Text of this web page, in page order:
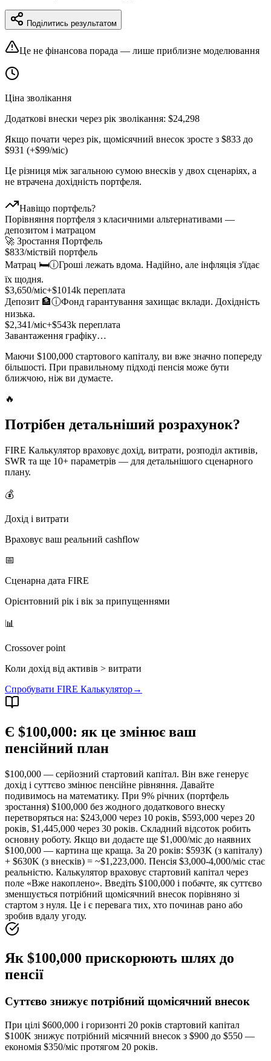
Поділитись результатом
Це не фінансова порада — лише приблизне моделювання
Ціна зволікання
Додаткові внески через рік зволікання: $24,298
Якщо почати через рік, щомісячний внесок зросте з $833 до
$931 (+$99/міс)
Це різниця між загальною сумою внесків у двох сценаріях, а
не втрачена дохідність портфеля.
Навіщо портфель?
Порівняння портфеля з класичними альтернативами —
депозитом і матрацом
🚀 Зростання Портфель
$833/міствій портфель
Матрац 🛏️ⓘГроші лежать вдома. Надійно, але інфляція з'їдає
їх щодня.
$3,650/міс+$1014k переплата
Депозит 🏦ⓘФонд гарантування захищає вклади. Дохідність
низька.
$2,341/міс+$543k переплата
Завантаження графіку…
Маючи $100,000 стартового капіталу, ви вже значно попереду
більшості. При правильному підході пенсія може бути
ближчою, ніж ви думаєте.
🔥
Потрібен детальніший розрахунок?
FIRE Калькулятор враховує дохід, витрати, розподіл активів,
SWR та ще 10+ параметрів — для детальнішого сценарного
плану.
💰
Дохід і витрати
Враховує ваш реальний cashflow
📅
Сценарна дата FIRE
Орієнтовний рік і вік за припущеннями
📊
Crossover point
Коли дохід від активів > витрати
Спробувати FIRE Калькулятор→
Є $100,000: як це змінює ваш
пенсійний план
$100,000 — серйозний стартовий капітал. Він вже генерує
дохід і суттєво змінює пенсійне рівняння. Давайте
подивимось на математику. При 9% річних (портфель
зростання) $100,000 без жодного додаткового внеску
перетворяться на: $243,000 через 10 років, $593,000 через 20
років, $1,445,000 через 30 років. Складний відсоток робить
основну роботу. Якщо ви додаєте ще $1,000/міс до наявних
$100,000 — картина ще краща. За 20 років: $593K (з капіталу)
+ $630K (з внесків) = ~$1,223,000. Пенсія $3,000-4,000/міс стає
реальністю. Калькулятор враховує стартовий капітал через
поле «Вже накоплено». Введіть $100,000 і побачте, як суттєво
зменшується потрібний щомісячний внесок порівняно зі
стартом з нуля. Це і є перевага тих, хто починав рано або
зробив вдалу угоду.
Як $100,000 прискорюють шлях до
пенсії
Суттєво знижує потрібний щомісячний внесок
При цілі $600,000 і горизонті 20 років стартовий капітал
$100K знижує потрібний місячний внесок з $900 до $550 —
економія $350/міс протягом 20 років.